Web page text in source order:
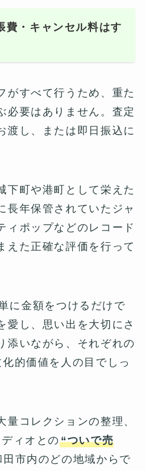
費・キャンセル料はす
がすべて行うため、重た
必要はありません。査定
渡し、または即日振込に
下町や港町として栄えた
長年保管されていたジャ
ィポップなどのレコード
えた正確な評価を行って
に金額をつけるだけで
愛し、思い出を大切にさ
添いながら、それぞれの
的価値を人の目でしっ
量コレクションの整理、
ィオとの“ついで売
田市内のどの地域からで